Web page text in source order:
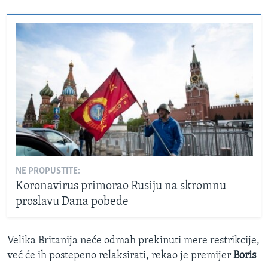
NE PROPUSTITE:
Koronavirus primorao Rusiju na skromnu
proslavu Dana pobede
Velika Britanija neće odmah prekinuti mere restrikcije,
već će ih postepeno relaksirati, rekao je premijer Boris